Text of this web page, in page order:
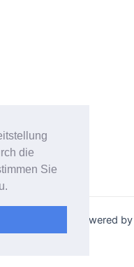
die
Sie
| Powered by
Theme